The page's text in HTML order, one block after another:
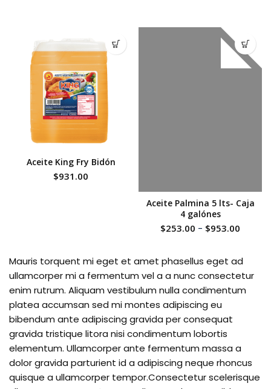
Aceite King Fry Bidón
$931.00
Aceite Palmina 5 lts- Caja
4 galónes
$253.00 - $953.00
Mauris torquent mi eget et amet phasellus eget ad
ullamcorper mi a fermentum vel a a nunc consectetur
enim rutrum. Aliquam vestibulum nulla condimentum
platea accumsan sed mi montes adipiscing eu
bibendum ante adipiscing gravida per consequat
gravida tristique litora nisi condimentum lobortis
elementum. Ullamcorper ante fermentum massa a
dolor gravida parturient id a adipiscing neque rhoncus
quisque a ullamcorper tempor.Consectetur scelerisque